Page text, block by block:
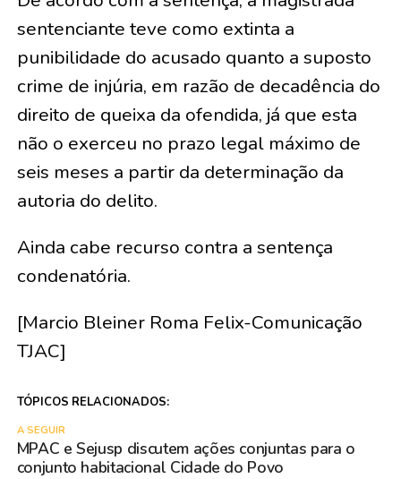
sentenciante teve como extinta a
punibilidade do acusado quanto a suposto
crime de injúria, em razão de decadência do
direito de queixa da ofendida, já que esta
não o exerceu no prazo legal máximo de
seis meses a partir da determinação da
autoria do delito.
Ainda cabe recurso contra a sentença
condenatória.
[Marcio Bleiner Roma Felix-Comunicação
TJAC]
TÓPICOS RELACIONADOS:
A SEGUIR
MPAC e Sejusp discutem ações conjuntas para o
conjunto habitacional Cidade do Povo